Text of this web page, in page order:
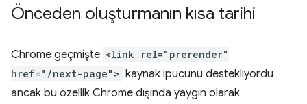
Önceden oluşturmanın kısa tarihi
Chrome geçmişte <link rel="prerender"
href="/next-page"> kaynak ipucunu destekliyordu
ancak bu özellik Chrome dışında yaygın olarak